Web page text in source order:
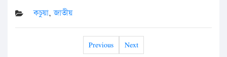
কচুয়া,জাতীয়
Previous Next